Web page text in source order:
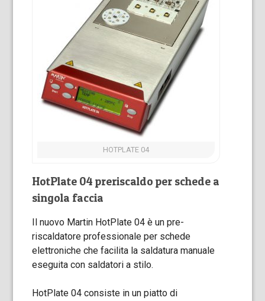
HOTPLATE 04
HotPlate 04 preriscaldo per schede a
singola faccia
Il nuovo Martin HotPlate 04 è un pre-
riscaldatore professionale per schede
elettroniche che facilita la saldatura manuale
eseguita con saldatori a stilo.
HotPlate 04 consiste in un piatto di